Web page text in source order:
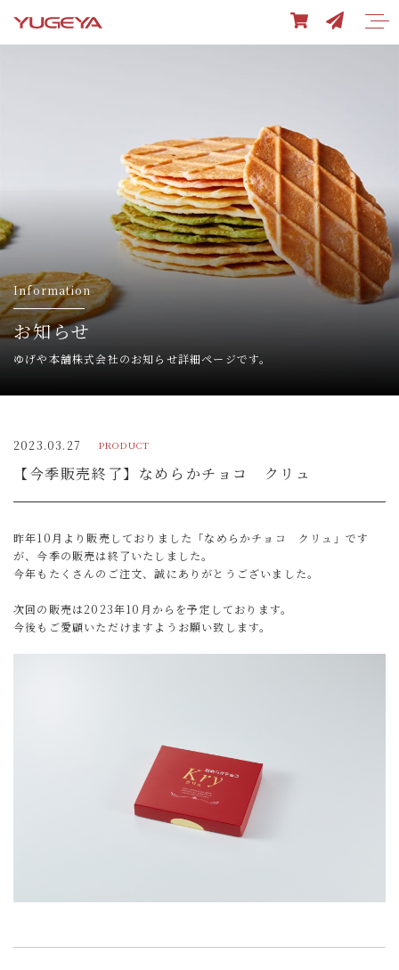
Information
お知らせ
ゆげや本舗株式会社のお知らせ詳細ページです。
2023.03.27 PRODUCT
【今季販売終了】なめらかチョコ クリュ
昨年10月より販売しておりました「なめらかチョコ クリュ」です
が、今季の販売は終了いたしました。
今年もたくさんのご注文、誠にありがとうございました。
次回の販売は2023年10月からを予定しております。
今後もご愛顧いただけますようお願い致します。